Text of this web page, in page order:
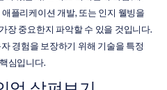
플리케이션 개발, 또는 인지 웰빙을
장 중요한지 파악할 수 있을 것입니다.
경험을 보장하기 위해 기술을 특정
심입니다.